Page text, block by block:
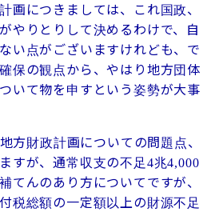
画につきましては、これ国政、
やりとりして決めるわけで、自
い点がございますけれども、で
保の観点から、やはり地方団体
いて物を申すという姿勢が大事
方財政計画についての問題点、
すが、通常収支の不足4兆4,000
てんのあり方についてですが、
税総額の一定額以上の財源不足